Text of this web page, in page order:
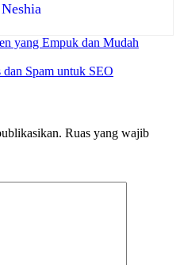
yang Empuk dan Mudah
Spam untuk SEO
Ruas yang wajib